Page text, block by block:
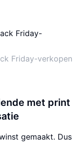
Friday-verkopen
met print
gemaakt. Dus